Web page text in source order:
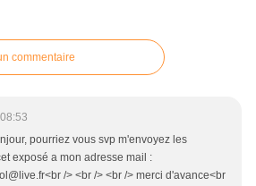
commentaire
pourriez vous svp m'envoyez les
exposé a mon adresse mail :
/> <br /> <br /> merci d'avance<br